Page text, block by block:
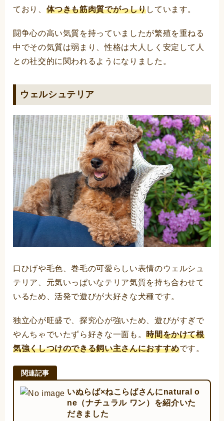
ており、 体つきも筋肉質でがっしりしています。
闘争心の高い気質を持っていましたが繁殖を重ねる
中でその気質は弱まり、性格は大人しく安定して人
との社交的に関われるようになりました。
ウェルシュテリア
口ひげや毛色、巻毛の可愛らしい表情のウェルシュ
テリア、元気いっぱいなテリア気質を持ち合わせて
いるため、活発で遊びが大好きな犬種です。
独立心が旺盛で、探究心が強いため、遊びがすぎで
やんちゃでいたずら好きな一面も。時間をかけて根
気強くしつけのできる飼い主さんにおすすめです。
いぬらば×ねこらばさんにnatural o
ne（ナチュラル ワン）を紹介いた
だきました